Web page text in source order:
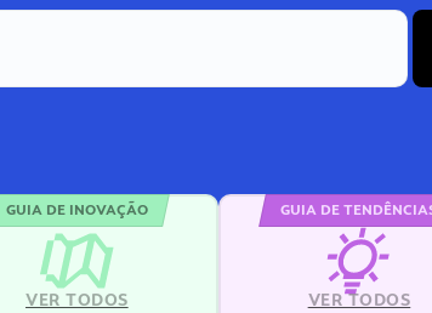
GUIA DE INOVAÇÃO
VER TODOS
GUIA DE
VER TODOS